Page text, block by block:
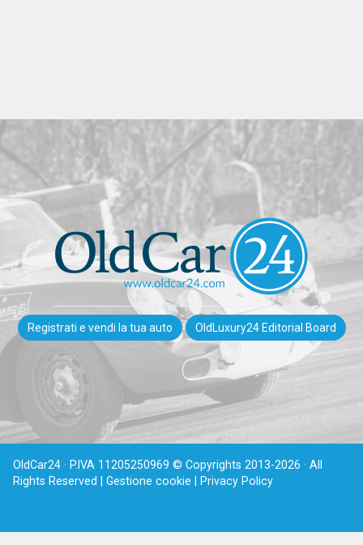
Registrati e vendi la tua auto OldLuxury24 Editorial Board
OldCar24 · P.IVA 11205250969 © Copyrights 2013-2026 · All
Rights Reserved | Gestione cookie | Privacy Policy